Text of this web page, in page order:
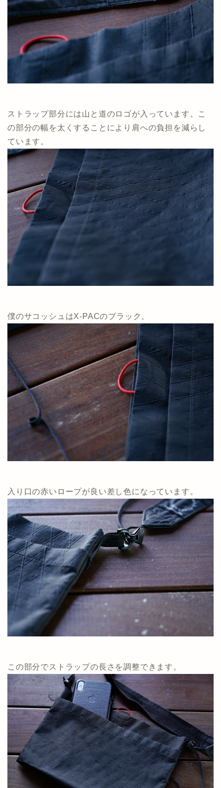
ストラップ部分には山と道のロゴが入っています。こ
の部分の幅を太くすることにより肩への負担を減らし
ています。
僕のサコッシュはX-PACのブラック。
入り口の赤いロープが良い差し色になっています。
この部分でストラップの長さを調整できます。